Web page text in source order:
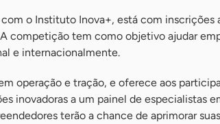
o Instituto Inova+, está com inscrições
competição tem como objetivo ajudar
e internacionalmente.
operação e tração, e oferece aos
inovadoras a um painel de especialistas
terão a chance de aprimorar